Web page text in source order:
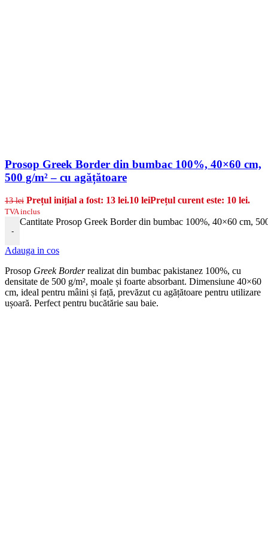
Prosop Greek Border din bumbac 100%, 40×60 cm,
500 g/m² – cu agățătoare
13lei Prețul inițial a fost: 13 lei.10 leiPrețul curent este: 10 lei.
TVA inclus
-
Cantitate Prosop Greek Border din bumbac 100%, 40×60 cm,
Adauga in cos
Prosop Greek Borderrealizat din bumbac pakistanez 100%, cu
densitate de 500 g/m², moale și foarte absorbant. Dimensiune 40×60
cm, ideal pentru mâini și față, prevăzut cu agățătoare pentru utilizare
ușoară. Perfect pentru bucătărie sau baie.